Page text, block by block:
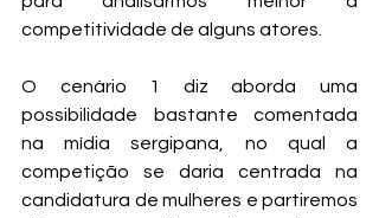
competitividade de alguns atores.
O cenário 1 diz aborda uma
possibilidade bastante comentada
na mídia sergipana, no qual a
competição se daria centrada na
candidatura de mulheres e partiremos